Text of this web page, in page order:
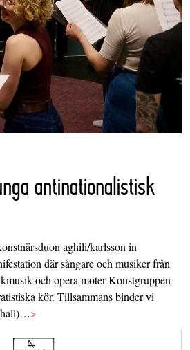
antinationalistisk
aghili/karlsson in
där sångare och musiker från
och opera möter Konstgruppen
kör. Tillsammans binder vi
>